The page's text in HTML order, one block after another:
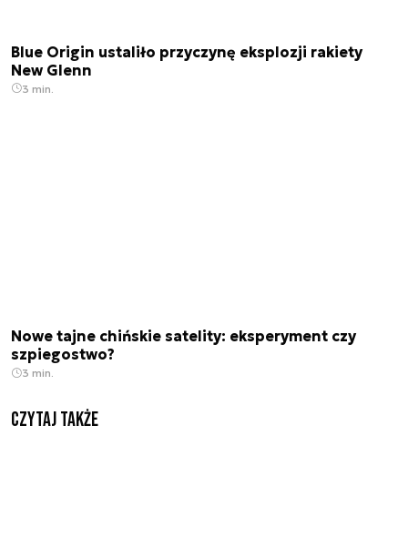
Blue Origin ustaliło przyczynę eksplozji rakiety
New Glenn
3 min.
Nowe tajne chińskie satelity: eksperyment czy
szpiegostwo?
3 min.
Czytaj także